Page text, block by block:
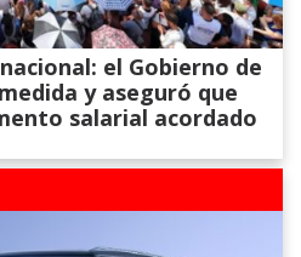
el Gobierno de
y aseguró que
salarial acordado